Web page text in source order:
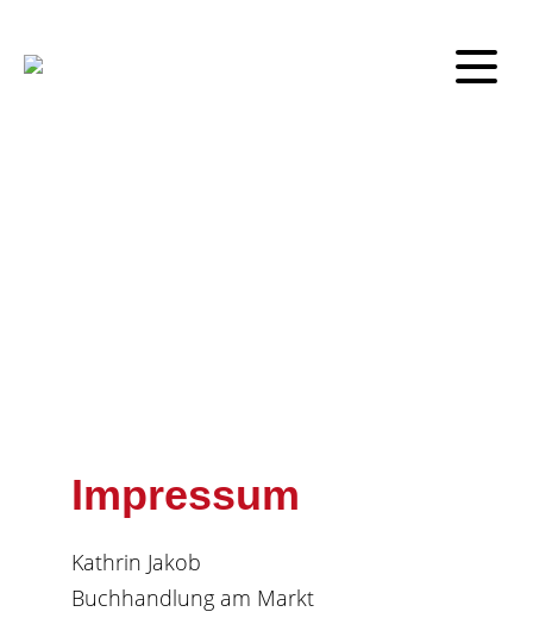
Impressum
Kathrin Jakob
Buchhandlung am Markt